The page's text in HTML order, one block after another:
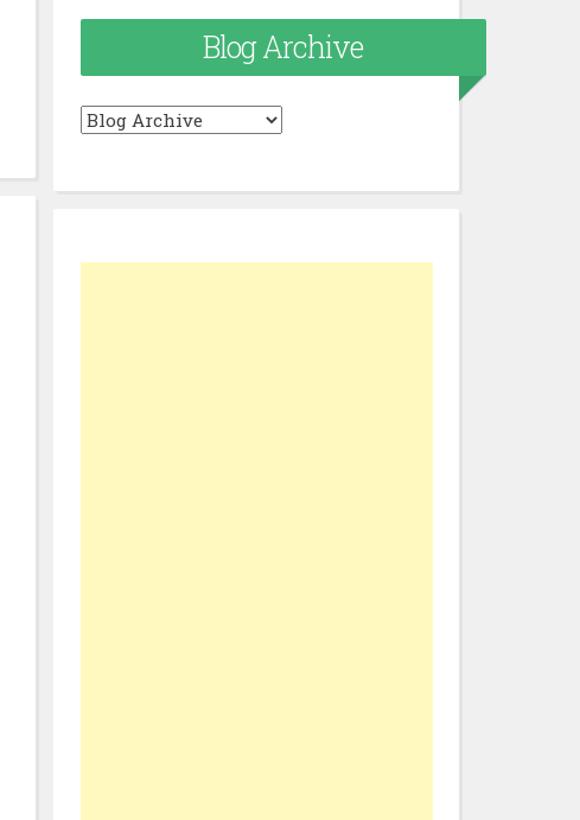
Blog Archive